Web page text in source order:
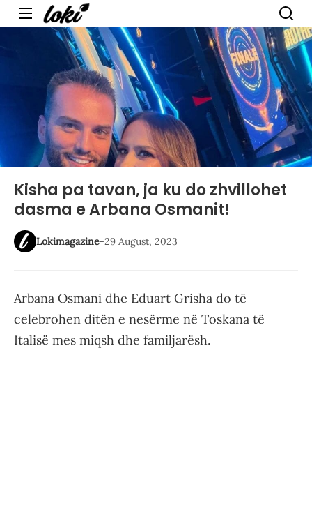
Menu
Kisha pa tavan, ja ku do zhvillohet
dasma e Arbana Osmanit!
Lokimagazine-29 August, 2023
Arbana Osmani dhe Eduart Grisha do të
celebrohen ditën e nesërme në Toskana të
Italisë mes miqsh dhe familjarësh.